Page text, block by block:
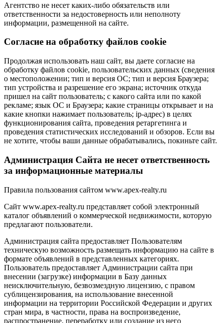
Агентство не несет каких-либо обязательств или
ответственности за недостоверность или неполноту
информации, размещенной на сайте.
Cогласие на обработку файлов cookie
Продолжая использовать наш сайт, вы даете согласие на
обработку файлов cookie, пользовательских данных (сведения
о местоположении; тип и версия ОС; тип и версия Браузера;
тип устройства и разрешение его экрана; источник откуда
пришел на сайт пользователь; с какого сайта или по какой
рекламе; язык ОС и Браузера; какие страницы открывает и на
какие кнопки нажимает пользователь; ip-адрес) в целях
функционирования сайта, проведения ретаргетинга и
проведения статистических исследований и обзоров. Если вы
не хотите, чтобы ваши данные обрабатывались, покиньте сайт.
Администрация Сайта не несет ответственность
за информационные материалы
Правила пользования сайтом www.apex-realty.ru
Сайт www.apex-realty.ru представляет собой электронный
каталог объявлений о коммерческой недвижимости, которую
предлагают пользователи.
Администрация сайта предоставляет Пользователям
техническую возможность размещать информацию на сайте в
формате объявлений в представленных категориях.
Пользователь предоставляет Администрации сайта при
внесении (загрузке) информации в Базу данных
неисключительную, безвозмездную лицензию, с правом
сублицензирования, на использование внесенной
информации на территории Российской Федерации и других
стран мира, в частности, права на воспроизведение,
распространение, переработку или создание из него